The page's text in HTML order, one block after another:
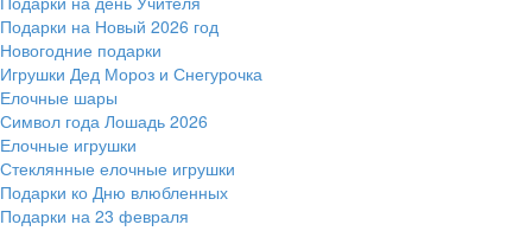
Подарки на Новый 2026 год
Новогодние подарки
Игрушки Дед Мороз и Снегурочка
Елочные шары
Символ года Лошадь 2026
Елочные игрушки
Стеклянные елочные игрушки
Подарки ко Дню влюбленных
Подарки на 23 февраля